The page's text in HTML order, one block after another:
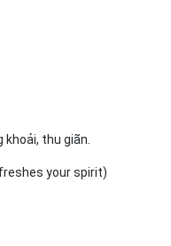
thu giãn.
your spirit)